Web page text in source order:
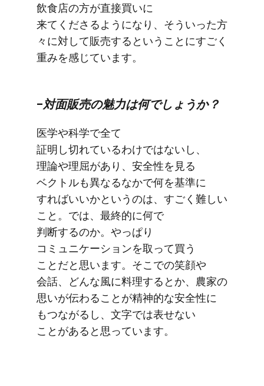
飲食店の​方が​直接買いに​
来てくださるようになり、​そういった​方​
々に​対して​販売すると​いう​ことに​すごく​
重みを​感じています。
–対面販売の​魅力は​何でしょうか？
医学や​科学で​全て​
証明し切れているわけではないし、​
理論や​理屈が​あり、​安全性を​見る​
ベクトルも​異なるなかで​何を​基準に​
すれば​いいかと​いうのは、​すごく​難しい​
こと。​では、​最終的に​何で​
判断するのか。​やっぱり​
コミュニケーションを​取って​買う​
ことだと​思います。​そこでの笑​顔や​
会話、​どんな​風に​料理するとか、​農家の​
思いが​伝わる​ことが​精神的な​安全性に​
もつながるし、​文字では​表せない​
ことがあると​思っています。